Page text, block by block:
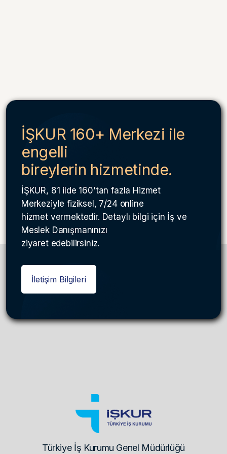
İŞKUR 160+ Merkezi ile
engelli
bireylerin hizmetinde.
İŞKUR, 81 ilde 160'tan fazla Hizmet
Merkeziyle fiziksel, 7/24 online
hizmet vermektedir. Detaylı bilgi için İş ve
Meslek Danışmanınızı
ziyaret edebilirsiniz.
İletişim Bilgileri
Türkiye İş Kurumu Genel Müdürlüğü